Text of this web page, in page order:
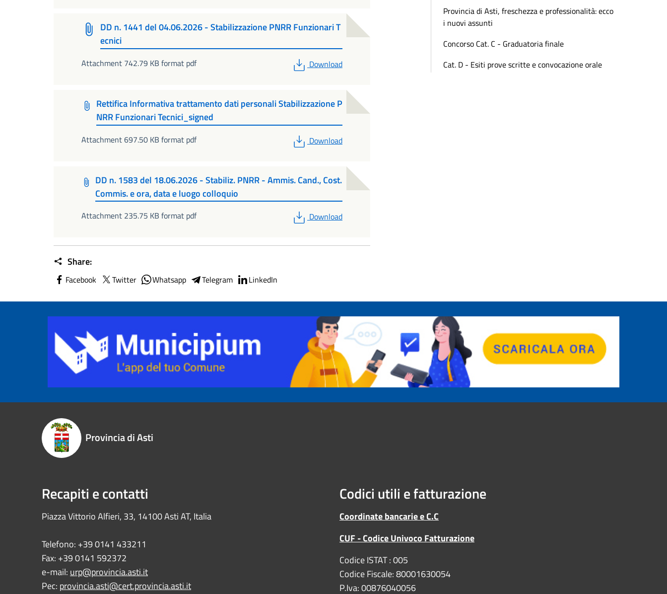
DD n. 1441 del 04.06.2026 - Stabilizzazione PNRR Funzionari T
ecnici
Attachment 742.79 KB format pdf PDF
Download
Rettifica Informativa trattamento dati personali Stabilizzazione P
NRR Funzionari Tecnici_signed
Attachment 697.50 KB format pdf PDF
Download
DD n. 1583 del 18.06.2026 - Stabiliz. PNRR - Ammis. Cand., Cost.
Commis. e ora, data e luogo colloquio
Attachment 235.75 KB format pdf PDF
Download
Share:
Facebook Twitter Whatsapp Telegram LinkedIn
Provincia di Asti, freschezza e professionalità: ecco
i nuovi assunti
Concorso Cat. C - Graduatoria finale
Cat. D - Esiti prove scritte e convocazione orale
Provincia di Asti
Recapiti e contatti
Piazza Vittorio Alfieri, 33, 14100 Asti AT, Italia
Telefono: +39 0141 433211
Fax: +39 0141 592372
e-mail: urp@provincia.asti.it
Pec: provincia.asti@cert.provincia.asti.it
Codici utili e fatturazione
Coordinate bancarie e C.C
CUF - Codice Univoco Fatturazione
Codice ISTAT : 005
Codice Fiscale: 80001630054
P.Iva: 00876040056